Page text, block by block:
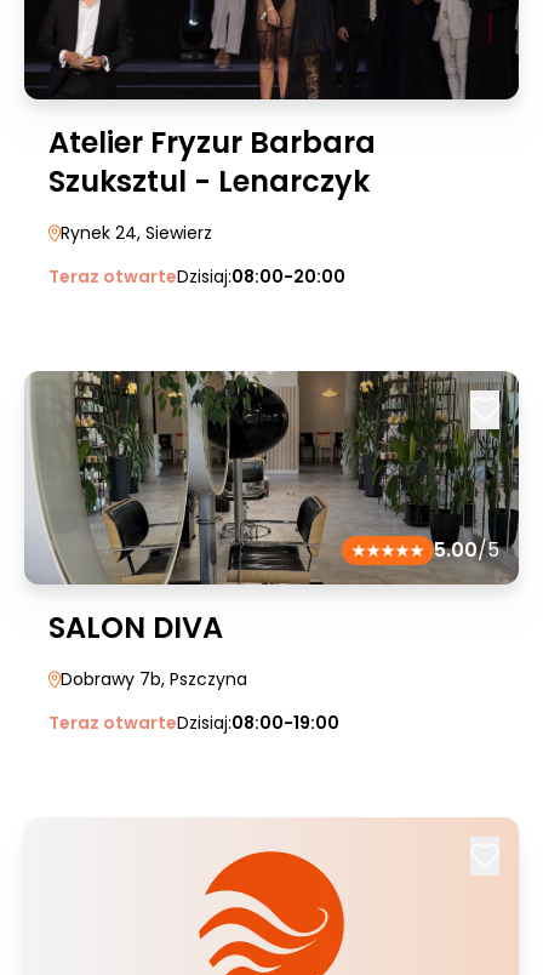
Atelier Fryzur Barbara
Szuksztul - Lenarczyk
Rynek 24, Siewierz
Teraz otwarteDzisiaj:08:00-20:00
5.00/5
SALON DIVA
Dobrawy 7b, Pszczyna
Teraz otwarteDzisiaj:08:00-19:00